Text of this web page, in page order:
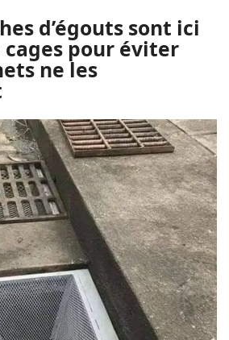
d’égouts sont ici
cages pour éviter
ne les